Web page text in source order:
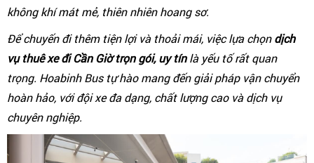
không khí mát mẻ, thiên nhiên hoang sơ.
Để chuyến đi thêm tiện lợi và thoải mái, việc lựa chọndịch
vụ thuê xe đi Cần Giờ trọn gói, uy tínlà yếu tố rất quan
trọng. Hoabinh Bus tự hào mang đến giải pháp vận chuyển
hoàn hảo, với đội xe đa dạng, chất lượng cao và dịch vụ
chuyên nghiệp.